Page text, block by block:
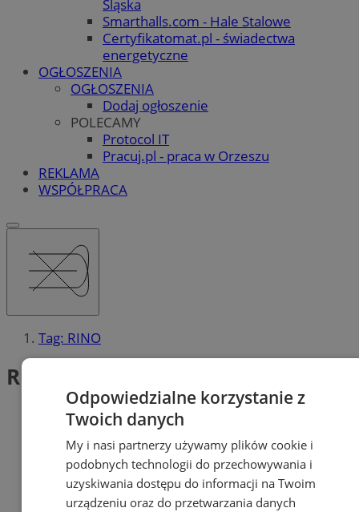
Śląska
Smarthalls.com - Hale Stalowe
Certyfikatomat.pl - świadectwa
energetyczne
OGŁOSZENIA
OGŁOSZENIA
Dodaj ogłoszenie
POLECAMY
Protocol IT
Pracuj.pl - praca w Orzeszu
REKLAMA
WSPÓŁPRACA
Tag: RINO
RINO (2)
Odpowiedzialne korzystanie z
Twoich danych
My i nasi partnerzy używamy plików cookie i
podobnych technologii do przechowywania i
uzyskiwania dostępu do informacji na Twoim
urządzeniu oraz do przetwarzania danych